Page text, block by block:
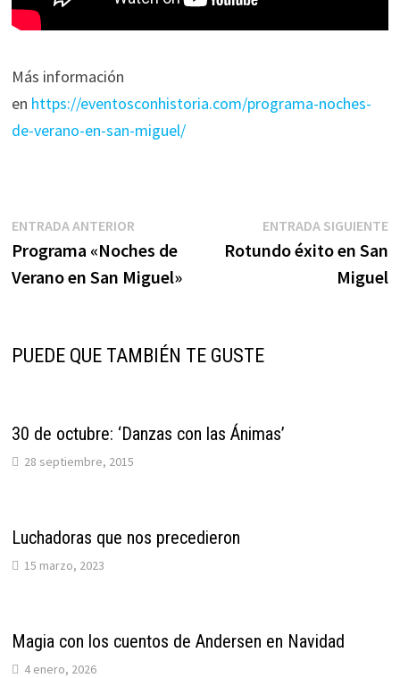
Más información
en https://eventosconhistoria.com/programa-noches-
de-verano-en-san-miguel/
Navegación
de
ENTRADA ANTERIOREntrada
anterior:
Programa «Noches de
Verano en San Miguel»
ENTRADA SIGUIENTE
Rotundo éxito en San
Miguel
PUEDE QUE TAMBIÉN TE GUSTE
30 de octubre: ‘Danzas con las Ánimas’
28 septiembre, 2015
Luchadoras que nos precedieron
15 marzo, 2023
Magia con los cuentos de Andersen en Navidad
4 enero, 2026